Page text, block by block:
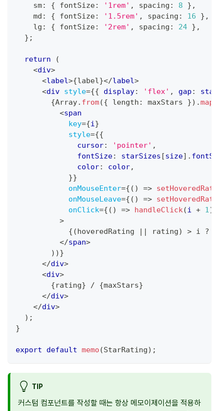
    sm
: { fontSize: '1rem' , spacing : 8 } ,
    md
: { fontSize: '1.5rem' , spacing : 16 } ,
    lg
: { fontSize: '2rem' , spacing : 24 } ,
} ;
return
(
<div>
<label>{label}</label>
<div style={{ display: 'flex' , gap :
{Array. from({ length : maxStars }) .map
<span
key={i}
style={{
              cursor
: 'pointer' ,
              fontSize
: starSizes [size] .
              color
: color,
}}
onMouseEnter={ ( ) =>
onMouseLeave={ ( ) =>
onClick={ ( ) => handleClick(i + 1)
>
{ ( hoveredRating rating) > i ?
</span>
) ) }
</div>
<div>
{rating} / {maxStars}
</div>
</div>
) ;
}
export default memo (StarRating) ;
TIP
커스텀 컴포넌트를 작성할 때는 항상 메모이제이션을 적용하